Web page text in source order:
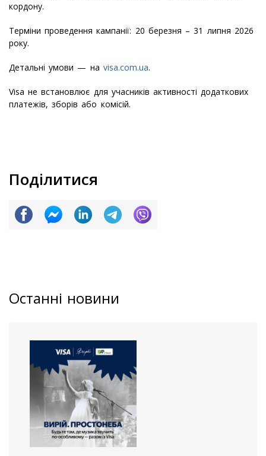
кордону.
Терміни проведення кампанії: 20 березня – 31 липня 2026
року.
Детальні умови — на visa.com.ua.
Visa не встановлює для учасників активності додаткових
платежів, зборів або комісій.
Поділитися
Останні новини